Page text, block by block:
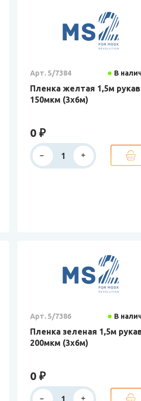
Арт. 5/7384 В
Пленка желтая 1,5м рукав
150мкм (3х6м)
0 ₽
Арт. 5/7386 В
Пленка зеленая 1,5м
200мкм (3х6м)
0 ₽